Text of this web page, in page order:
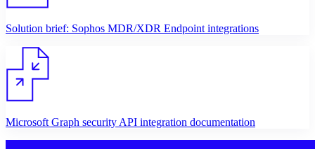
Solution brief: Sophos MDR/XDR Endpoint integrations
Microsoft Graph security API integration documentation